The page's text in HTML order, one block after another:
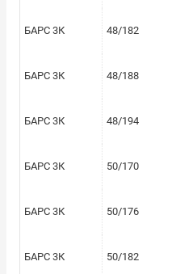
БАРС 3К 48/182
БАРС 3К 48/188
БАРС 3К 48/194
БАРС 3К 50/170
БАРС 3К 50/176
БАРС 3К 50/182